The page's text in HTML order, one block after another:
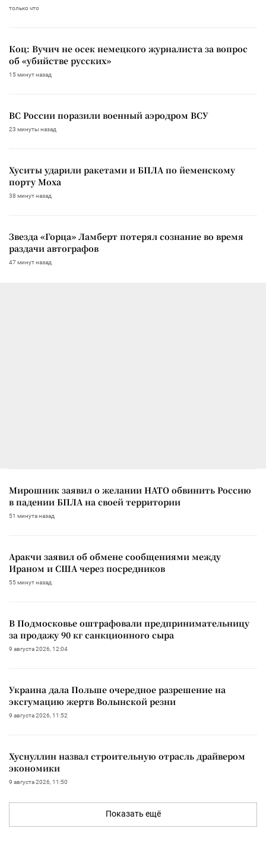
только что
Коц: Вучич не осек немецкого журналиста за вопрос
об «убийстве русских»
15 минут назад
ВС России поразили военный аэродром ВСУ
23 минуты назад
Хуситы ударили ракетами и БПЛА по йеменскому
порту Моха
38 минут назад
Звезда «Горца» Ламберт потерял сознание во время
раздачи автографов
47 минут назад
Мирошник заявил о желании НАТО обвинить Россию
в падении БПЛА на своей территории
51 минута назад
Аракчи заявил об обмене сообщениями между
Ираном и США через посредников
55 минут назад
В Подмосковье оштрафовали предпринимательницу
за продажу 90 кг санкционного сыра
9 августа 2026, 12:04
Украина дала Польше очередное разрешение на
эксгумацию жертв Волынской резни
9 августа 2026, 11:52
Хуснуллин назвал строительную отрасль драйвером
экономики
9 августа 2026, 11:50
Показать ещё